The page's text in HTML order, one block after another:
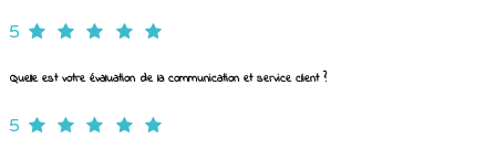
5
Quelle est votre évaluation de la communication et service client ?
5